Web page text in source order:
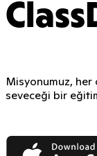
Misyonumuz, her
seveceği bir
App Store